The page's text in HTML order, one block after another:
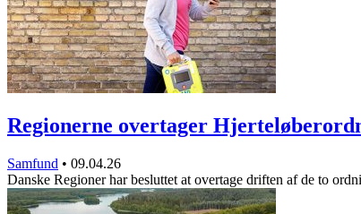
Regionerne overtager
Samfund • 09.04.26
Danske Regioner har besluttet at overtage driften af de to